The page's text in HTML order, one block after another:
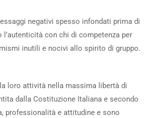
negativi spesso infondati prima di
l’autenticità con chi di competenza per
inutili e nocivi allo spirito di gruppo.
loro attività nella massima libertà di
dalla Costituzione Italiana e secondo
professionalità e attitudine e sono